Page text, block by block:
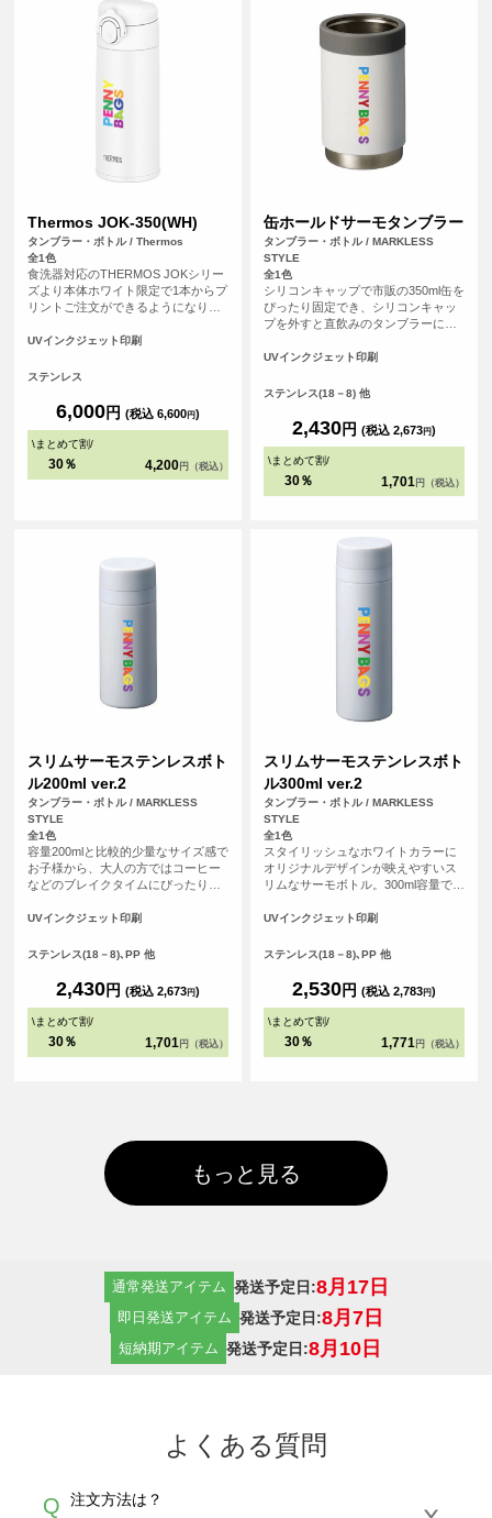
Thermos JOK-350(WH)
タンブラー・ボトル / Thermos
全1色
食洗器対応のTHERMOS JOKシリー
ズより本体ホワイト限定で1本からプ
リントご注文ができるようになりま
ら高い保温・保冷力を備えていま
触りで高級感のある本体です。食洗
（THERMOS）製品は記念品や贈り
物としておすすめなアイテムです。
<br> ※在庫限りで販売終了の商品で
UVインクジェット印刷
ステンレス
6,000円 (税込 6,600円)
\まとめて割/
30％ 4,200 円（税込）
缶ホールドサーモタンブラー
タンブラー・ボトル / MARKLESS
STYLE
全1色
シリコンキャップで市販の350ml缶を
ぴったり固定でき、シリコンキャッ
プを外すと直飲みのタンブラーに
プを底面に取り付けることで滑り止
で持っても滑りにくい仕様になって
UVインクジェット印刷
ステンレス(18－8) 他
2,430円 (税込 2,673円)
\まとめて割/
30％ 1,701 円（税込）
スリムサーモステンレスボト
ル200ml ver.2
タンブラー・ボトル / MARKLESS
STYLE
全1色
容量200mlと比較的少量なサイズ感で
お子様から、大人の方ではコーヒー
などのブレイクタイムにぴったりな
工で保温保冷機能を高め、ステンレ
に。見た目以上にスタイリッシュで
UVインクジェット印刷
ステンレス(18－8)､PP 他
2,430円 (税込 2,673円)
\まとめて割/
30％ 1,701 円（税込）
スリムサーモステンレスボト
ル300ml ver.2
タンブラー・ボトル / MARKLESS
STYLE
全1色
スタイリッシュなホワイトカラーに
オリジナルデザインが映えやすいス
リムなサーモボトル。300ml容量で日
などにもおすすめなアイテムです。
オリジナルグッズがご制作いただけ
UVインクジェット印刷
ステンレス(18－8)､PP 他
2,530円 (税込 2,783円)
\まとめて割/
30％ 1,771 円（税込）
もっと見る
通常発送アイテム 発送予定日:8月17日
即日発送アイテム 発送予定日:8月7日
短納期アイテム 発送予定日:8月10日
よくある質問
Q 注文方法は？